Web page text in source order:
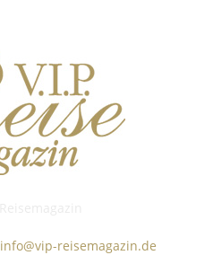
info@vip-reisemagazin.de